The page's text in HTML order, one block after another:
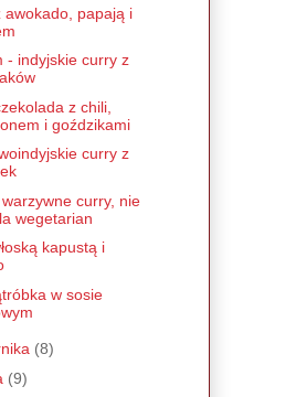
awokado, papają i
- indyjskie curry z
z chili,
i goździkami
curry z
curry, nie
wegetarian
kapustą i
w sosie
(8)
(9)